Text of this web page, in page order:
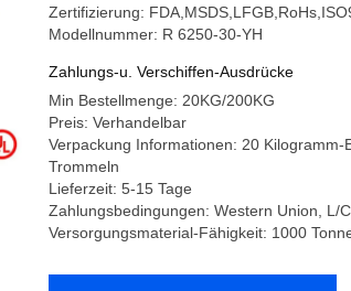
Zertifizierung:
Modellnummer: R 6250-30-YH
Zahlungs-u. Verschiffen-Ausdrücke
Min Bestellmenge: 20KG/200KG
Preis: Verhandelbar
Verpackung Informationen: 20
Trommeln
Lieferzeit: 5-15 Tage
Zahlungsbedingungen: Western Union, L/
Versorgungsmaterial-Fähigkeit: 1000